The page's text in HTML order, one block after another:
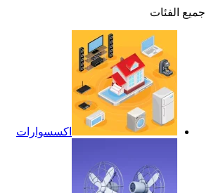
جميع الفئات
اكسسوارات